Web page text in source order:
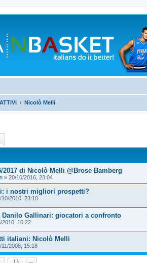
Nicolò Melli
2017 di Nicolò Melli @Brose Bamberg
» 20/10/2016, 23:04
i nostri migliori prospetti?
10/2010, 23:10
Gallinari: giocatori a confronto
2010, 10:22
italiani: Nicolò Melli
11/2008, 15:18